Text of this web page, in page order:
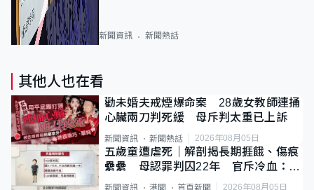
新聞資訊 新聞熱話
其他人也在看
勸未婚夫戒煙爆命案 28歲女教師連捅
心臟兩刀判死緩 母斥判太重已上訴
新聞資訊 新聞熱話 2026年08月05日
五歲童遭虐死｜解剖揭長期捱餓、傷痕
纍纍 母認罪判囚22年 官斥冷血：同
類案最惡劣
2026年08月05日